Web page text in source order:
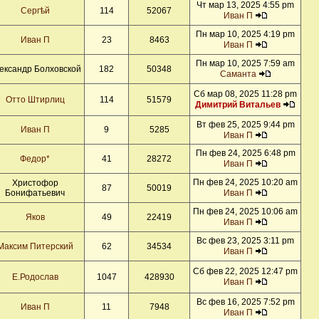
Сергѣй 114 52067
Чт мар 13, 2025 4:55 pm
Иван П
Иван П 23 8463
Пн мар 10, 2025 4:19 pm
Иван П
Болховской 182 50348
Пн мар 10, 2025 7:59 am
Саманта
Отто Штирлиц 114 51579
Сб мар 08, 2025 11:28 pm
Димитрий Витальев
Иван П 9 5285
Вт фев 25, 2025 9:44 pm
Иван П
Федор* 41 28272
Пн фев 24, 2025 6:48 pm
Иван П
Христофор
Бонифатьевич
87 50019
Пн фев 24, 2025 10:20 am
Иван П
Яков 49 22419
Пн фев 24, 2025 10:06 am
Иван П
Питерский 62 34534
Вс фев 23, 2025 3:11 pm
Иван П
E.Родослав 1047 428930
Сб фев 22, 2025 12:47 pm
Иван П
Иван П 11 7948
Вс фев 16, 2025 7:52 pm
Иван П